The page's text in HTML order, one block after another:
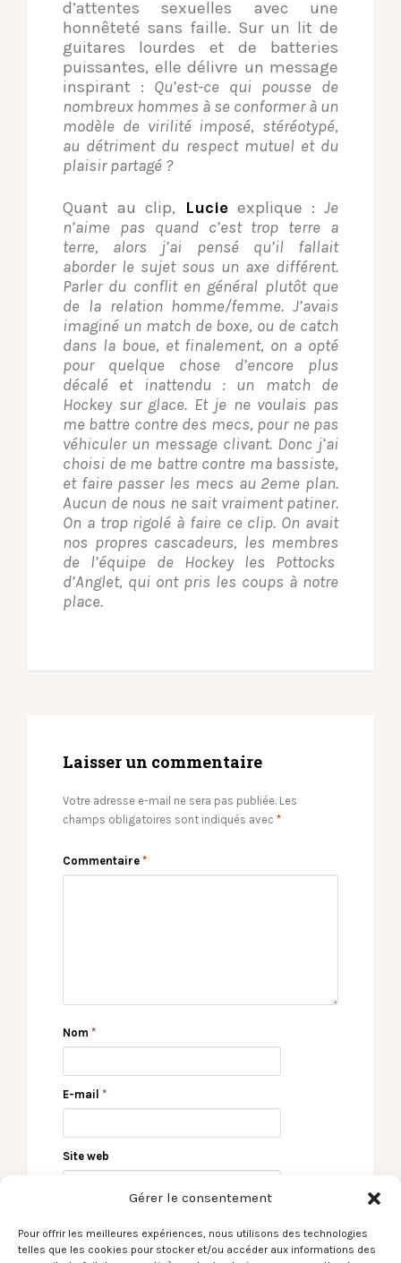
Gérer le consentement
Pour offrir les meilleures expériences, nous utilisons des technologies
telles que les cookies pour stocker et/ou accéder aux informations des
d’attentes sexuelles avec une
honnêteté sans faille. Sur un lit de
guitares lourdes et de batteries
puissantes, elle délivre un message
inspirant : Qu’est-ce qui pousse de
nombreux hommes à se conformer à un
modèle de virilité imposé, stéréotypé,
au détriment du respect mutuel et du
plaisir partagé ?
Quant au clip, Lucieexplique : Je
n’aime pas quand c’est trop terre a
terre, alors j’ai pensé qu’il fallait
aborder le sujet sous un axe différent.
Parler du conflit en général plutôt que
de la relation homme/femme. J’avais
imaginé un match de boxe, ou de catch
dans la boue, et finalement, on a opté
pour quelque chose d’encore plus
décalé et inattendu : un match de
Hockey sur glace. Et je ne voulais pas
me battre contre des mecs, pour ne pas
véhiculer un message clivant. Donc j’ai
choisi de me battre contre ma bassiste,
et faire passer les mecs au 2eme plan.
Aucun de nous ne sait vraiment patiner.
On a trop rigolé à faire ce clip. On avait
nos propres cascadeurs, les membres
de l’équipe de Hockey les Pottocks
d’Anglet, qui ont pris les coups à notre
place.
Laisser un commentaire
Votre adresse e-mail ne sera pas publiée. Les
champs obligatoires sont indiqués avec *
Commentaire *
Nom *
E-mail *
Site web